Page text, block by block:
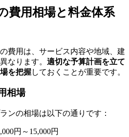
費用相場と料金体系
費用は、サービス内容や地域、建
なります。 適切な予算計画を立て
を把握しておくことが重要です。
相場
ンの相場は以下の通りです：
円～15,000円